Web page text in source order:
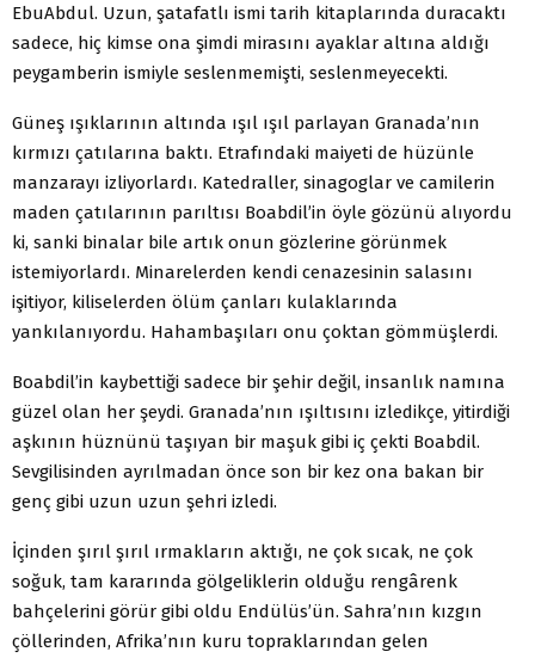
EbuAbdul. Uzun, şatafatlı ismi tarih kitaplarında duracaktı
sadece, hiç kimse ona şimdi mirasını ayaklar altına aldığı
peygamberin ismiyle seslenmemişti, seslenmeyecekti.
Güneş ışıklarının altında ışıl ışıl parlayan Granada’nın
kırmızı çatılarına baktı. Etrafındaki maiyeti de hüzünle
manzarayı izliyorlardı. Katedraller, sinagoglar ve camilerin
maden çatılarının parıltısı Boabdil’in öyle gözünü alıyordu
ki, sanki binalar bile artık onun gözlerine görünmek
istemiyorlardı. Minarelerden kendi cenazesinin salasını
işitiyor, kiliselerden ölüm çanları kulaklarında
yankılanıyordu. Hahambaşıları onu çoktan gömmüşlerdi.
Boabdil’in kaybettiği sadece bir şehir değil, insanlık namına
güzel olan her şeydi. Granada’nın ışıltısını izledikçe, yitirdiği
aşkının hüznünü taşıyan bir maşuk gibi iç çekti Boabdil.
Sevgilisinden ayrılmadan önce son bir kez ona bakan bir
genç gibi uzun uzun şehri izledi.
İçinden şırıl şırıl ırmakların aktığı, ne çok sıcak, ne çok
soğuk, tam kararında gölgeliklerin olduğu rengârenk
bahçelerini görür gibi oldu Endülüs’ün. Sahra’nın kızgın
çöllerinden, Afrika’nın kuru topraklarından gelen